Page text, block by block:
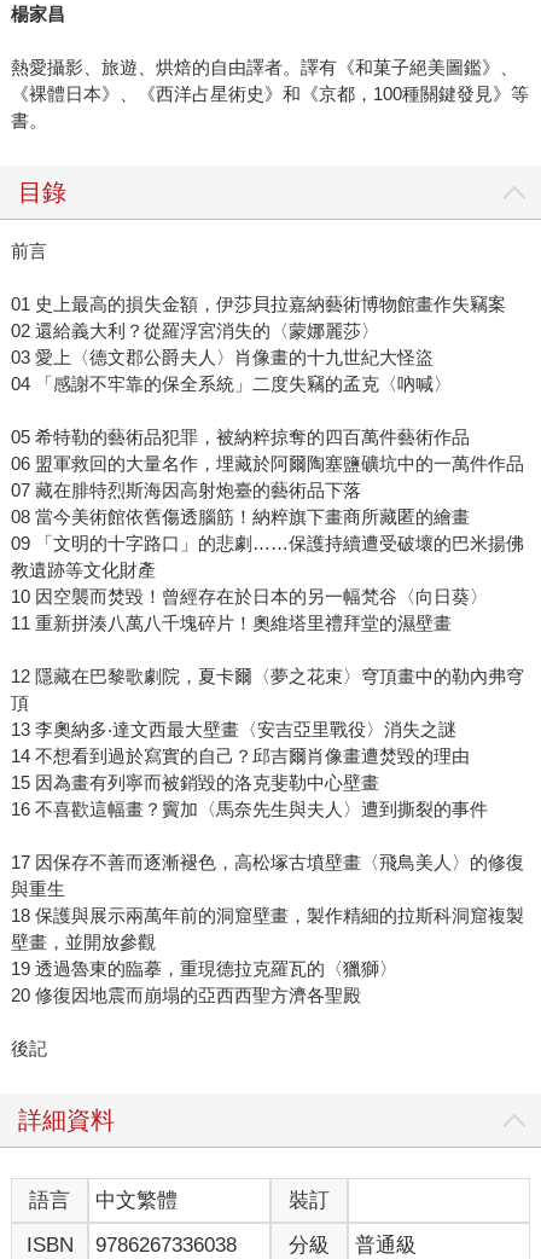
楊家昌
熱愛攝影、旅遊、烘焙的自由譯者。譯有《和菓子絕美圖鑑》、
《裸體日本》、《西洋占星術史》和《京都，100種關鍵發見》等
書。
目錄
前言
01 史上最高的損失金額，伊莎貝拉嘉納藝術博物館畫作失竊案
02 還給義大利？從羅浮宮消失的〈蒙娜麗莎〉
03 愛上〈德文郡公爵夫人〉肖像畫的十九世紀大怪盜
04 「感謝不牢靠的保全系統」二度失竊的孟克〈吶喊〉
05 希特勒的藝術品犯罪，被納粹掠奪的四百萬件藝術作品
06 盟軍救回的大量名作，埋藏於阿爾陶塞鹽礦坑中的一萬件作品
07 藏在腓特烈斯海因高射炮臺的藝術品下落
08 當今美術館依舊傷透腦筋！納粹旗下畫商所藏匿的繪畫
09 「文明的十字路口」的悲劇……保護持續遭受破壞的巴米揚佛
教遺跡等文化財產
10 因空襲而焚毀！曾經存在於日本的另一幅梵谷〈向日葵〉
11 重新拼湊八萬八千塊碎片！奧維塔里禮拜堂的濕壁畫
12 隱藏在巴黎歌劇院，夏卡爾〈夢之花束〉穹頂畫中的勒內弗穹
頂
13 李奧納多‧達文西最大壁畫〈安吉亞里戰役〉消失之謎
14 不想看到過於寫實的自己？邱吉爾肖像畫遭焚毀的理由
15 因為畫有列寧而被銷毀的洛克斐勒中心壁畫
16 不喜歡這幅畫？竇加〈馬奈先生與夫人〉遭到撕裂的事件
17 因保存不善而逐漸褪色，高松塚古墳壁畫〈飛鳥美人〉的修復
與重生
18 保護與展示兩萬年前的洞窟壁畫，製作精細的拉斯科洞窟複製
壁畫，並開放參觀
19 透過魯東的臨摹，重現德拉克羅瓦的〈獵獅〉
20 修復因地震而崩塌的亞西西聖方濟各聖殿
後記
詳細資料
語言 中文繁體
裝訂
ISBN
9786267336038 分級 普通級